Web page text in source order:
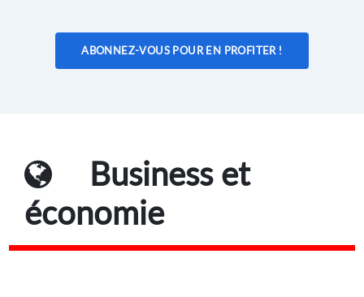
ABONNEZ-VOUS POUR EN PROFITER !
Business et
économie